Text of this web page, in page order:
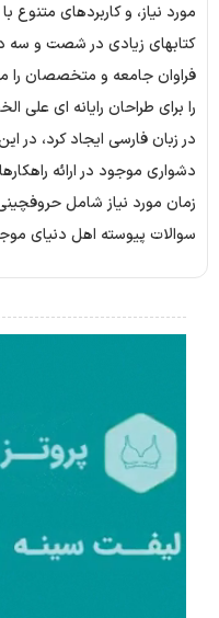
مورد نیاز، و کاربردهای متنوع
کتابهای زیادی در شصت و سه
فراوان جامعه و متخصصان را
را برای طراحان رایانه ای
در زبان فارسی ایجاد کرد،
دشواری موجود در ارائه
زمان مورد نیاز شامل
سوالات پیوسته اهل دنیای